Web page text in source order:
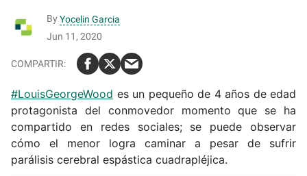
By Yocelin Garcia
Jun 11, 2020
#LouisGeorgeWood es un pequeño de 4 años de edad
protagonista del conmovedor momento que se ha
compartido en redes sociales; se puede observar
cómo el menor logra caminar a pesar de sufrir
parálisis cerebral espástica cuadrapléjica.